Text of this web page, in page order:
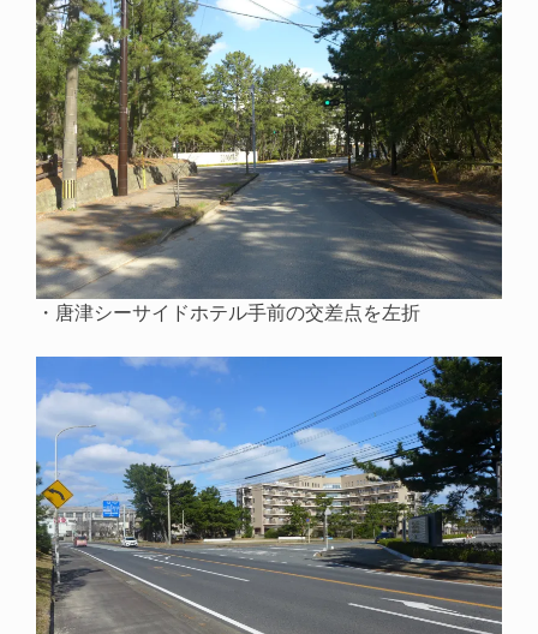
・唐津シーサイドホテル手前の交差点を左折